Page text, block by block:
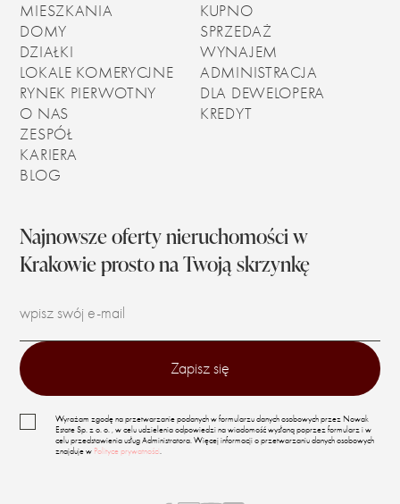
MIESZKANIA
DOMY
DZIAŁKI
LOKALE KOMERYCJNE
RYNEK PIERWOTNY
O NAS
ZESPÓŁ
KARIERA
BLOG
KUPNO
SPRZEDAŻ
WYNAJEM
ADMINISTRACJA
DLA DEWELOPERA
KREDYT
Najnowsze oferty nieruchomości w
Krakowie prosto na Twoją skrzynkę
Wyrażam zgodę na przetwarzanie podanych w formularzu danych osobowych przez Nowak
Estate Sp. z o. o. , w celu udzielenia odpowiedzi na wiadomość wysłaną poprzez formularz i w
celu przedstawienia usług Administratora. Więcej informacji o przetwarzaniu danych osobowych
znajduje w Polityce prywatności.